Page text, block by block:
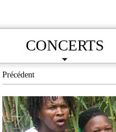
CONCERTS
Précédent